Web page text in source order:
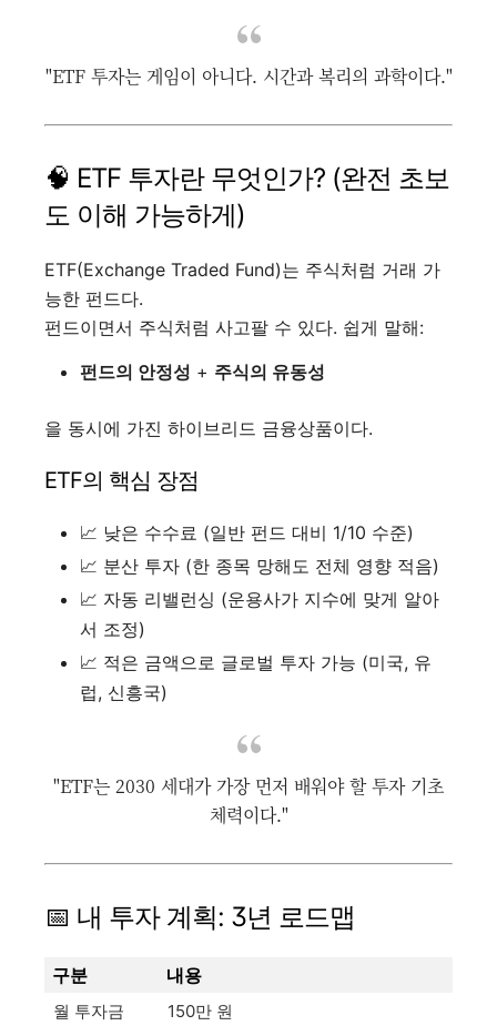
"ETF 투자는 게임이 아니다. 시간과 복리의 과학이다."
🧠 ETF 투자란 무엇인가? (완전 초보
도 이해 가능하게)
ETF(Exchange Traded Fund)는 주식처럼 거래 가
능한 펀드다.
펀드이면서 주식처럼 사고팔 수 있다. 쉽게 말해:
펀드의 안정성 + 주식의 유동성
을 동시에 가진 하이브리드 금융상품이다.
ETF의 핵심 장점
📈 낮은 수수료 (일반 펀드 대비 1/10 수준)
📈 분산 투자 (한 종목 망해도 전체 영향 적음)
📈 자동 리밸런싱 (운용사가 지수에 맞게 알아
서 조정)
📈 적은 금액으로 글로벌 투자 가능 (미국, 유
럽, 신흥국)
"ETF는 2030 세대가 가장 먼저 배워야 할 투자 기초
체력이다."
📅 내 투자 계획: 3년 로드맵
구분 내용
월 투자금
150만 원